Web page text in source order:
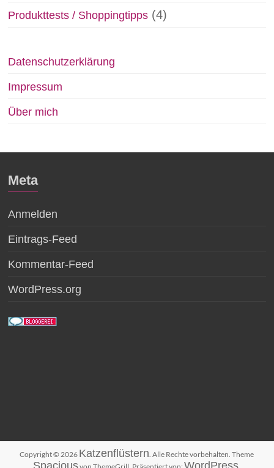
Produkttests / Shoppingtipps (4)
Datenschutzerklärung
Impressum
Über mich
Meta
Anmelden
Eintrags-Feed
Kommentar-Feed
WordPress.org
Copyright © 2026 Katzenflüstern . Alle Rechte vorbehalten. Theme
Spacious WordPress